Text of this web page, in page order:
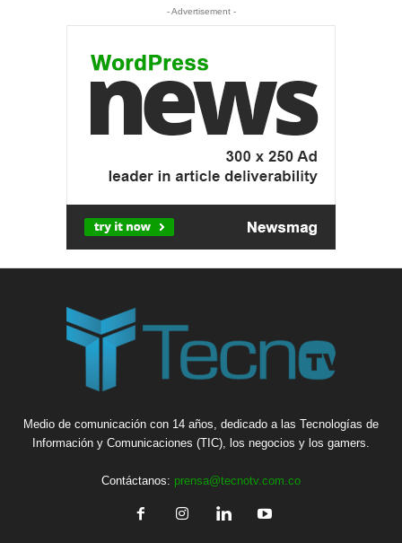
- Advertisement -
Medio de comunicación con 14 años, dedicado a las Tecnologías de
Información y Comunicaciones (TIC), los negocios y los gamers.
Contáctanos: prensa@tecnotv.com.co